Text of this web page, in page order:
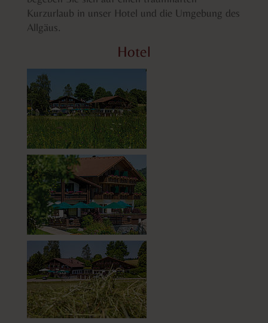
Kurzurlaub in unser Hotel und die Umgebung des
Allgäus.
Hotel